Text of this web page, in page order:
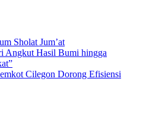
Sholat Jum’at
Angkut Hasil Bumi hingga
Cilegon Dorong Efisiensi